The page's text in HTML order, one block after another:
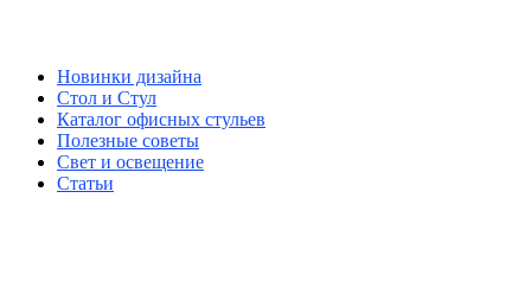
Новинки дизайна
Стол и Стул
Каталог офисных стульев
Полезные советы
Свет и освещение
Статьи